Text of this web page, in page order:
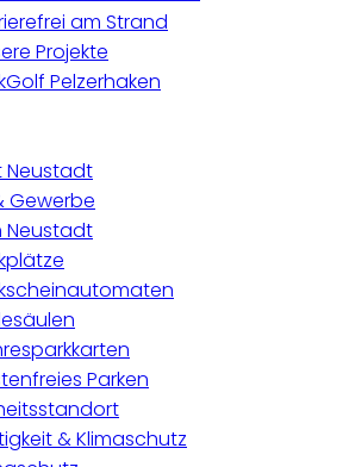
am Strand
Projekte
Pelzerhaken
Neustadt
Gewerbe
Neustadt
Parken
& Klimaschutz